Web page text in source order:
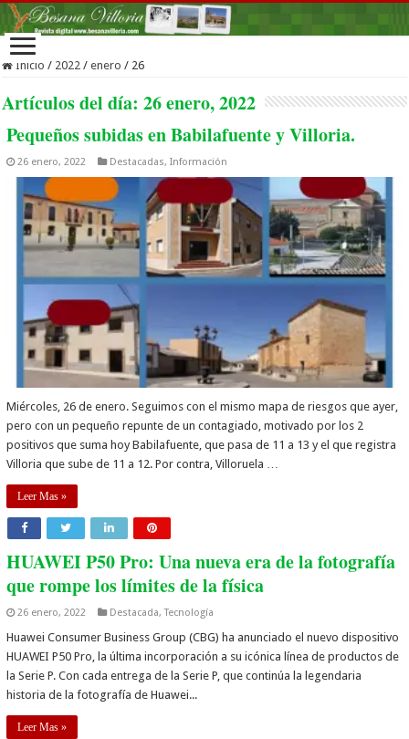
Inicio / 2022 / enero / 26
Artículos del día:26 enero, 2022
Pequeños subidas en Babilafuente y Villoria.
26 enero, 2022 Destacadas,Información
Miércoles, 26 de enero. Seguimos con el mismo mapa de riesgos que ayer,
pero con un pequeño repunte de un contagiado, motivado por los 2
positivos que suma hoy Babilafuente, que pasa de 11 a 13 y el que registra
Villoria que sube de 11 a 12. Por contra, Villoruela …
Leer Mas »
HUAWEI P50 Pro: Una nueva era de la fotografía
que rompe los límites de la física
26 enero, 2022 Destacada,Tecnología
Huawei Consumer Business Group (CBG) ha anunciado el nuevo dispositivo
HUAWEI P50 Pro, la última incorporación a su icónica línea de productos de
la Serie P. Con cada entrega de la Serie P, que continúa la legendaria
historia de la fotografía de Huawei...
Leer Mas »